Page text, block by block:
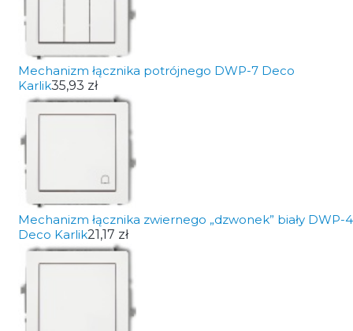
Mechanizm łącznika potrójnego DWP-7 Deco
Karlik35,93 zł
Mechanizm łącznika zwiernego „dzwonek” biały DWP-4
Deco Karlik21,17 zł